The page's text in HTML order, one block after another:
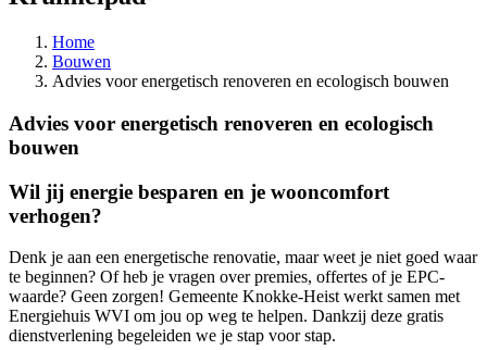
Home
Bouwen
Advies voor energetisch renoveren en ecologisch bouwen
Advies voor energetisch renoveren en ecologisch
bouwen
Wil jij energie besparen en je wooncomfort
verhogen?
Denk je aan een energetische renovatie, maar weet je niet goed waar
te beginnen? Of heb je vragen over premies, offertes of je EPC-
waarde? Geen zorgen! Gemeente Knokke-Heist werkt samen met
Energiehuis WVI om jou op weg te helpen. Dankzij deze gratis
dienstverlening begeleiden we je stap voor stap.